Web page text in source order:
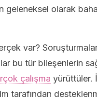
geleneksel olarak
var?
bu tür bileşenlerin
çalışma yürüttüler.
tarafından